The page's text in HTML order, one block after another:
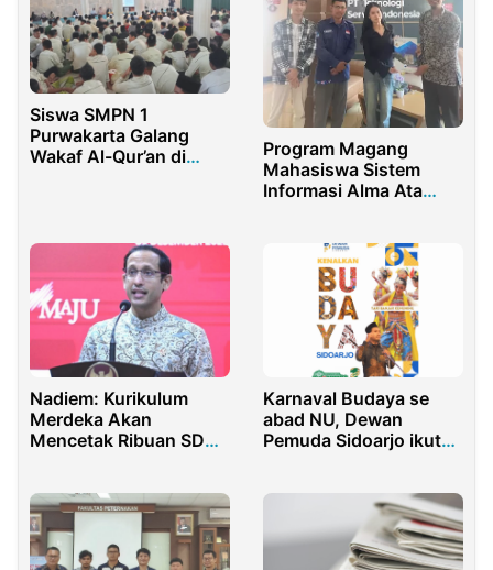
Siswa SMPN 1
Purwakarta Galang
Wakaf Al-Qur’an di
Program Magang
Mahasiswa Sistem
Informasi Alma Ata
Nadiem: Kurikulum
Merdeka Akan
Mencetak Ribuan SDM
Karnaval Budaya se
abad NU, Dewan
Pemuda Sidoarjo ikut